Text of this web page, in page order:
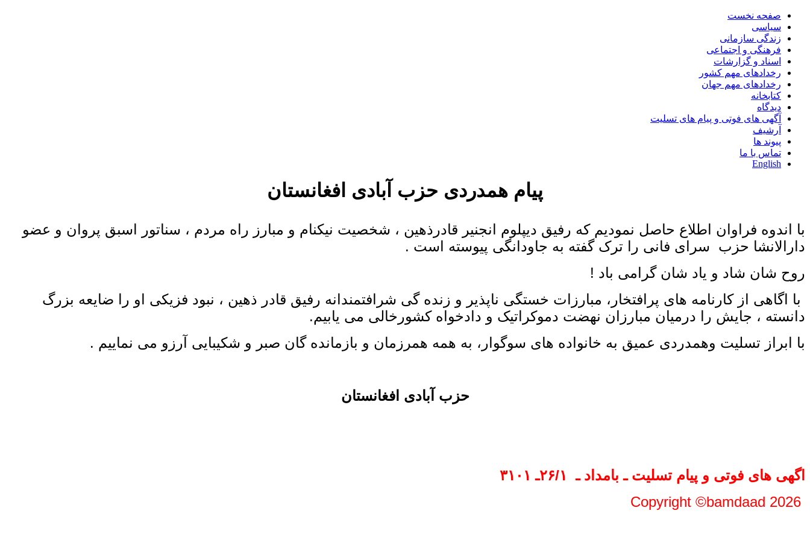
صفحه نخست
سیاسی
زندگی سازمانی
فرهنگی و اجتماعی
اسناد و گزارشات
رخدادهای مهم کشور
رخدادهای مهم جهان
کتابخانه
دیدگاه
آگهی های فوتی و پیام های تسلیت
آرشیف
پیوند ها
تماس با ما
English
پیام همدردی حزب آبادی افغانستان
با اندوه فراوان اطلاع حاصل نمودیم که رفیق دیپلوم انجنیر قادرذهین ، شخصیت نیکنام و مبارز راه مردم ، سناتور اسبق پروان و عضو
دارالانشا حزب سرای فانی را ترک گفته به جاودانگی پیوسته است .
روح شان شاد و یاد شان گرامی باد !
با اگاهی از کارنامه های پرافتخار، مبارزات خستگی ناپذیر و زنده گی شرافتمندانه رفیق قادر ذهین ، نبود فزیکی او را ضایعه بزرگ
دانسته ، جایش را درمیان مبارزان نهضت دموکراتیک و دادخواه کشورخالی می یابیم.
با ابراز تسلیت وهمدردی عمیق به خانواده های سوگوار، به همه همرزمان و بازمانده گان صبر و شکیبایی آرزو می نماییم .
حزب آبادی افغانستان
اگهی های فوتی و پیام تسلیت ـ بامداد ـ